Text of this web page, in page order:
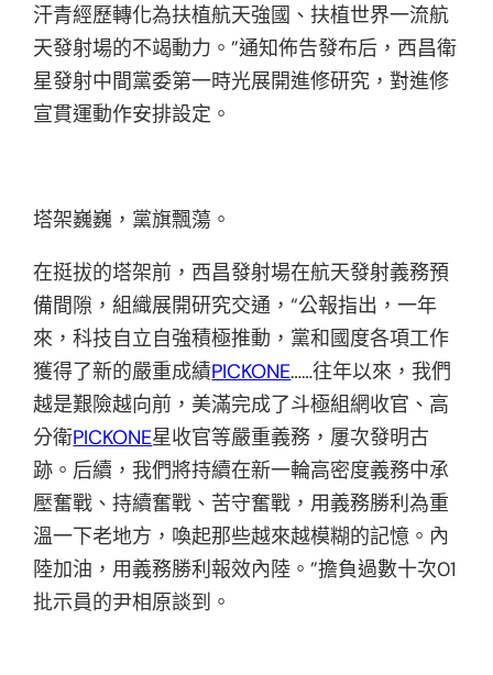
汗青經歷轉化為扶植航天強國、扶植世界一流航
天發射場的不竭動力。”通知佈告發布后，西昌衛
星發射中間黨委第一時光展開進修研究，對進修
宣貫運動作安排設定。
塔架巍巍，黨旗飄蕩。
在挺拔的塔架前，西昌發射場在航天發射義務預
備間隙，組織展開研究交通，“公報指出，一年
來，科技自立自強積極推動，黨和國度各項工作
獲得了新的嚴重成績PICKONE……往年以來，我們
越是艱險越向前，美滿完成了斗極組網收官、高
分衛PICKONE星收官等嚴重義務，屢次發明古
跡。后續，我們將持續在新一輪高密度義務中承
壓奮戰、持續奮戰、苦守奮戰，用義務勝利為重
溫一下老地方，喚起那些越來越模糊的記憶。內
陸加油，用義務勝利報效內陸。”擔負過數十次01
批示員的尹相原談到。